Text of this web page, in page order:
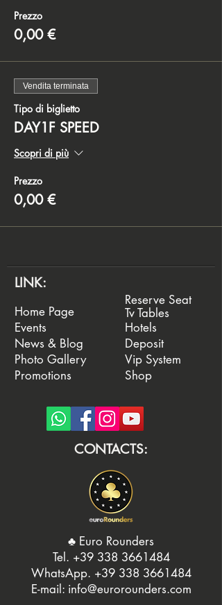
Prezzo
0,00 €
Vendita terminata
Tipo di biglietto
DAY1F SPEED
Scopri di più
Prezzo
0,00 €
LINK:
Home Page
Events
News & Blog
Photo Gallery
Promotions
Reserve Seat
Tv Tables
Hotels
Deposit
Vip System
Shop
CONTACTS:
♣️ Euro Rounders
Tel. ‭ +39 338 3661484
WhatsApp. ‭+39 338 3661484‬
E-mail: info@eurorounders.com